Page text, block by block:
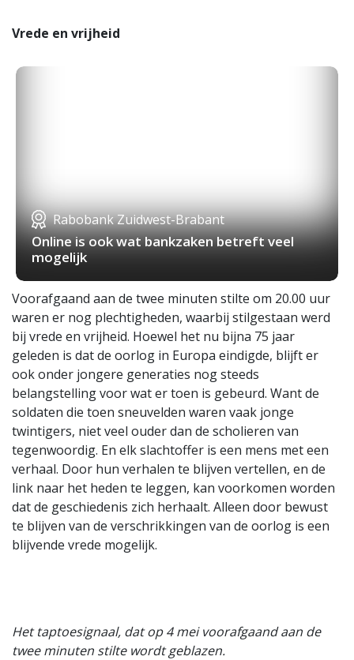
Vrede en vrijheid
Rabobank Zuidwest-Brabant
Online is ook wat bankzaken betreft veel
mogelijk
Voorafgaand aan de twee minuten stilte om 20.00 uur
waren er nog plechtigheden, waarbij stilgestaan werd
bij vrede en vrijheid. Hoewel het nu bijna 75 jaar
geleden is dat de oorlog in Europa eindigde, blijft er
ook onder jongere generaties nog steeds
belangstelling voor wat er toen is gebeurd. Want de
soldaten die toen sneuvelden waren vaak jonge
twintigers, niet veel ouder dan de scholieren van
tegenwoordig. En elk slachtoffer is een mens met een
verhaal. Door hun verhalen te blijven vertellen, en de
link naar het heden te leggen, kan voorkomen worden
dat de geschiedenis zich herhaalt. Alleen door bewust
te blijven van de verschrikkingen van de oorlog is een
blijvende vrede mogelijk.
Het taptoesignaal, dat op 4 mei voorafgaand aan de
twee minuten stilte wordt geblazen.